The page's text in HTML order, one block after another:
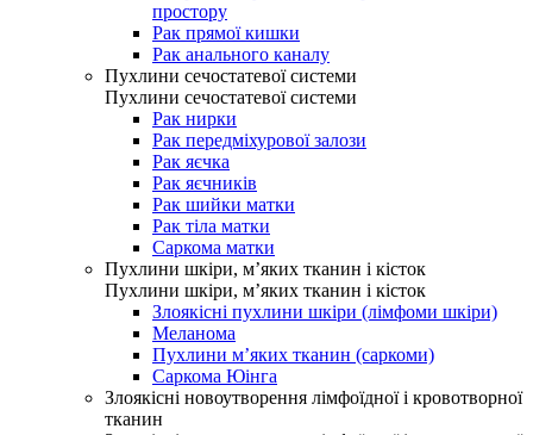
простору
Рак прямої кишки
Рак анального каналу
Пухлини сечостатевої системи
Пухлини сечостатевої системи
Рак нирки
Рак передміхурової залози
Рак яєчка
Рак яєчників
Рак шийки матки
Рак тіла матки
Саркома матки
Пухлини шкіри, м’яких тканин і кісток
Пухлини шкіри, м’яких тканин і кісток
Злоякісні пухлини шкіри (лімфоми шкіри)
Меланома
Пухлини м’яких тканин (саркоми)
Саркома Юінга
Злоякісні новоутворення лімфоїдної і кровотворної
тканин